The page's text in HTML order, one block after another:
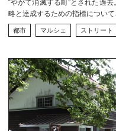
“やがて消滅する町”とされた過
略と達成するための指標につい
都市 マルシェ ストリート